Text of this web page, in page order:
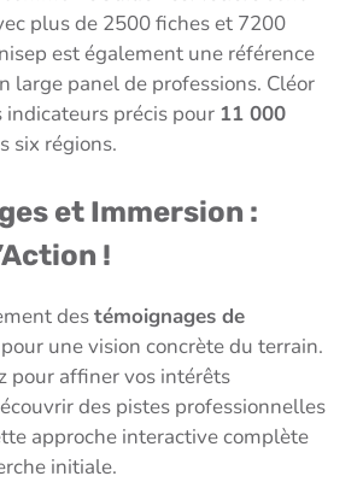
plus de 2500 fiches et 7200
est également une référence
large panel de professions. Cléor
indicateurs précis pour 11 000
six régions.
et Immersion :
!
destémoignages de
pour une vision concrète du terrain.
pour affiner vos intérêts
des pistes professionnelles
approche interactive complète
initiale.